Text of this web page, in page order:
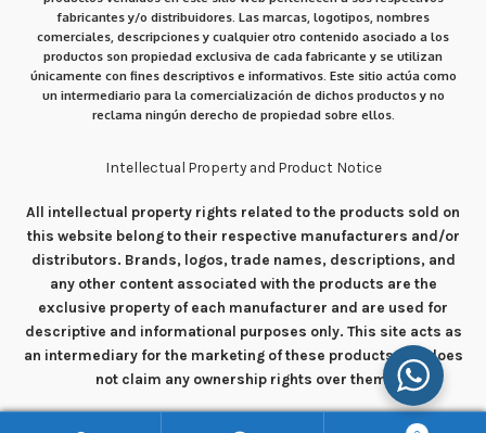
fabricantes y/o distribuidores. Las marcas, logotipos, nombres
comerciales, descripciones y cualquier otro contenido asociado a los
productos son propiedad exclusiva de cada fabricante y se utilizan
únicamente con fines descriptivos e informativos. Este sitio actúa como
un intermediario para la comercialización de dichos productos y no
reclama ningún derecho de propiedad sobre ellos.
Intellectual Property and Product Notice
All intellectual property rights related to the products sold on
this website belong to their respective manufacturers and/or
distributors. Brands, logos, trade names, descriptions, and
any other content associated with the products are the
exclusive property of each manufacturer and are used for
descriptive and informational purposes only. This site acts as
an intermediary for the marketing of these products and does
not claim any ownership rights over them.